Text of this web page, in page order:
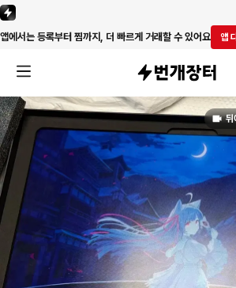
앱에서는 등록부터 찜까지, 더 빠르게 거래할 수 있어요 앱
뒤